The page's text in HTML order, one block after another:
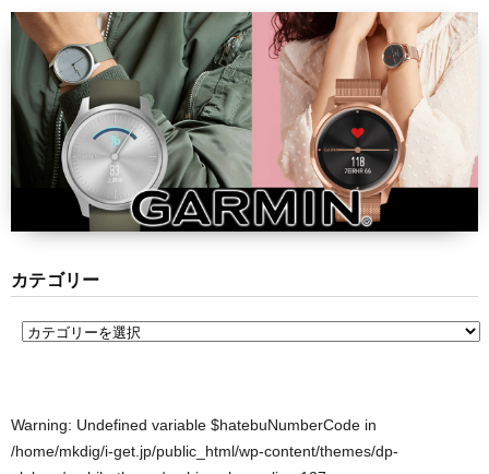
カテゴリー
Warning: Undefined variable $hatebuNumberCode in
/home/mkdig/i-get.jp/public_html/wp-content/themes/dp-